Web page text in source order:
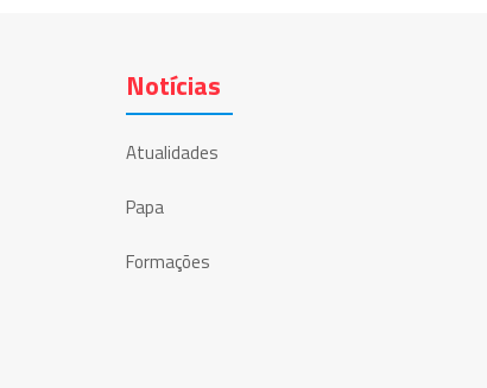
Notícias
Atualidades
Papa
Formações